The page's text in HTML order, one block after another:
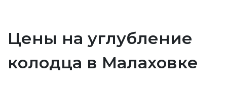
Цены на углубление
колодца в Малаховке